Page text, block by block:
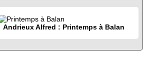
Alfred : Printemps à Balan